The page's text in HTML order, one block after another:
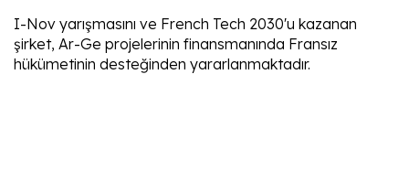
I-Nov yarışmasını ve French Tech 2030'u kazanan
şirket, Ar-Ge projelerinin finansmanında Fransız
hükümetinin desteğinden yararlanmaktadır.